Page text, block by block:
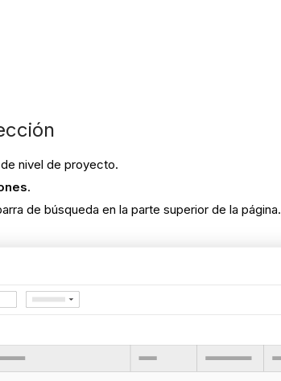
de nivel de proyecto.
.
de búsqueda en la parte superior de la página.